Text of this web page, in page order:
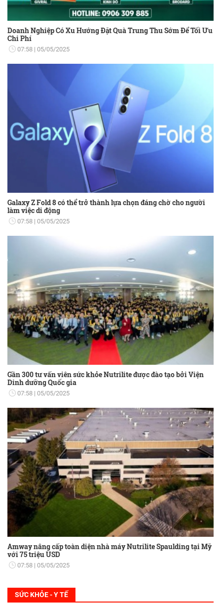
Doanh Nghiệp Có Xu Hướng Đặt Quà Trung Thu Sớm Để Tối Ưu
Chi Phí
07:58 05/05/2025
Galaxy Z Fold 8 có thể trở thành lựa chọn đáng chờ cho người
làm việc di động
07:58 05/05/2025
Gần 300 tư vấn viên sức khỏe Nutrilite được đào tạo bởi Viện
Dinh dưỡng Quốc gia
07:58 05/05/2025
Amway nâng cấp toàn diện nhà máy Nutrilite Spaulding tại Mỹ
với 75 triệu USD
07:58 05/05/2025
SỨC KHỎE - Y TẾ